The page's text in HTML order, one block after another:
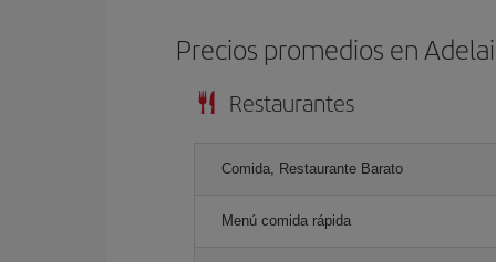
Precios promedios en
Restaurantes
Comida, Restaurante Barato
Menú comida rápida